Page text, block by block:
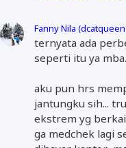
Fanny Nila
ternyata ada
seperti itu ya
aku pun hrs
jantungku sih...
ekstrem yg
ga medchek lagi